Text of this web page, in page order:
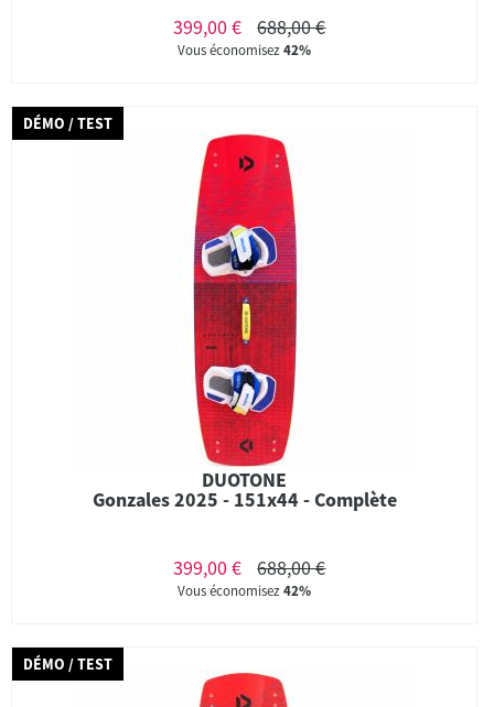
399,00 € 688,00 €
Vous économisez42%
DÉMO / TEST
DUOTONE
Gonzales 2025 - 151x44 - Complète
399,00 € 688,00 €
Vous économisez42%
DÉMO / TEST